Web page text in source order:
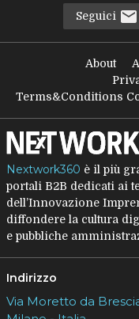
Seguici
About
Terms&Conditions
Nextwork360 è il più
portali B2B dedicati ai
dell’Innovazione
diffondere la cultura
e pubbliche
Indirizzo
Via Moretto da